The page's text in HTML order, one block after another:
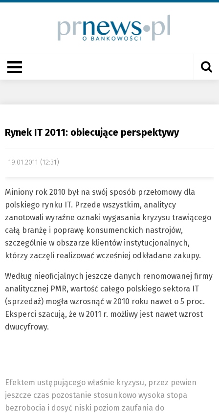
Rynek IT 2011: obiecujące perspektywy
19.01.2011 (12:31)
Miniony rok 2010 był na swój sposób przełomowy dla
polskiego rynku IT. Przede wszystkim, analitycy
zanotowali wyraźne oznaki wygasania kryzysu trawiącego
całą branżę i poprawę konsumenckich nastrojów,
szczególnie w obszarze klientów instytucjonalnych,
którzy zaczęli realizować wcześniej odkładane zakupy.
Według nieoficjalnych jeszcze danych renomowanej firmy
analitycznej PMR, wartość całego polskiego sektora IT
(sprzedaż) mogła wzrosnąć w 2010 roku nawet o 5 proc.
Eksperci szacują, że w 2011 r. możliwy jest nawet wzrost
dwucyfrowy.
Efektem ustępującego właśnie kryzysu, przez pewien
jeszcze czas pozostanie stosunkowo wysoka stopa
bezrobocia i dosyć niski poziom zaufania do